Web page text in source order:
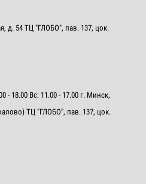
д. 54 ТЦ "ГЛОБО", пав. 137, цок.
- 18.00 Вс: 11.00 - 17.00 г. Минск,
ТЦ "ГЛОБО", пав. 137, цок.